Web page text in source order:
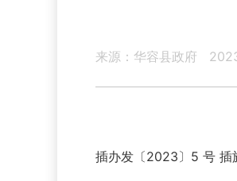
来源：华容县政府
插办发〔2023〕5 号 插